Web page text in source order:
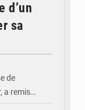
d’un
sa
de
a remis…